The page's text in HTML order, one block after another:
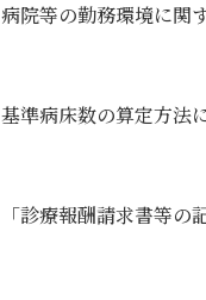
病院等の勤務環境に関
基準病床数の算定方法
「診療報酬請求書等